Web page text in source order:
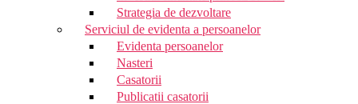
Strategia de dezvoltare
Serviciul de evidenta a persoanelor
Evidenta persoanelor
Nasteri
Casatorii
Publicatii casatorii